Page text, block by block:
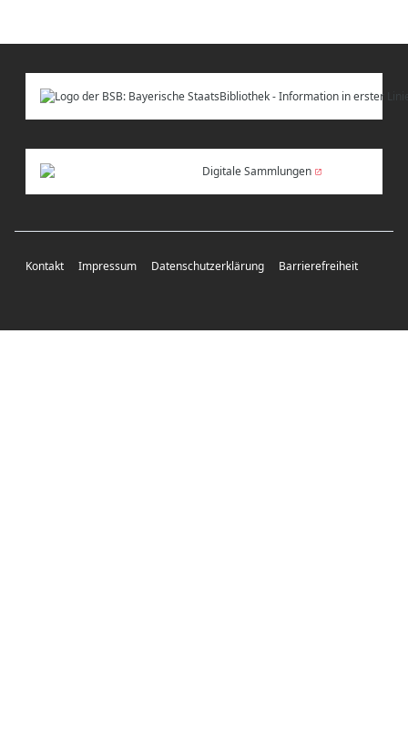
Digitale Sammlungen
Kontakt Impressum Datenschutzerklärung Barrierefreiheit